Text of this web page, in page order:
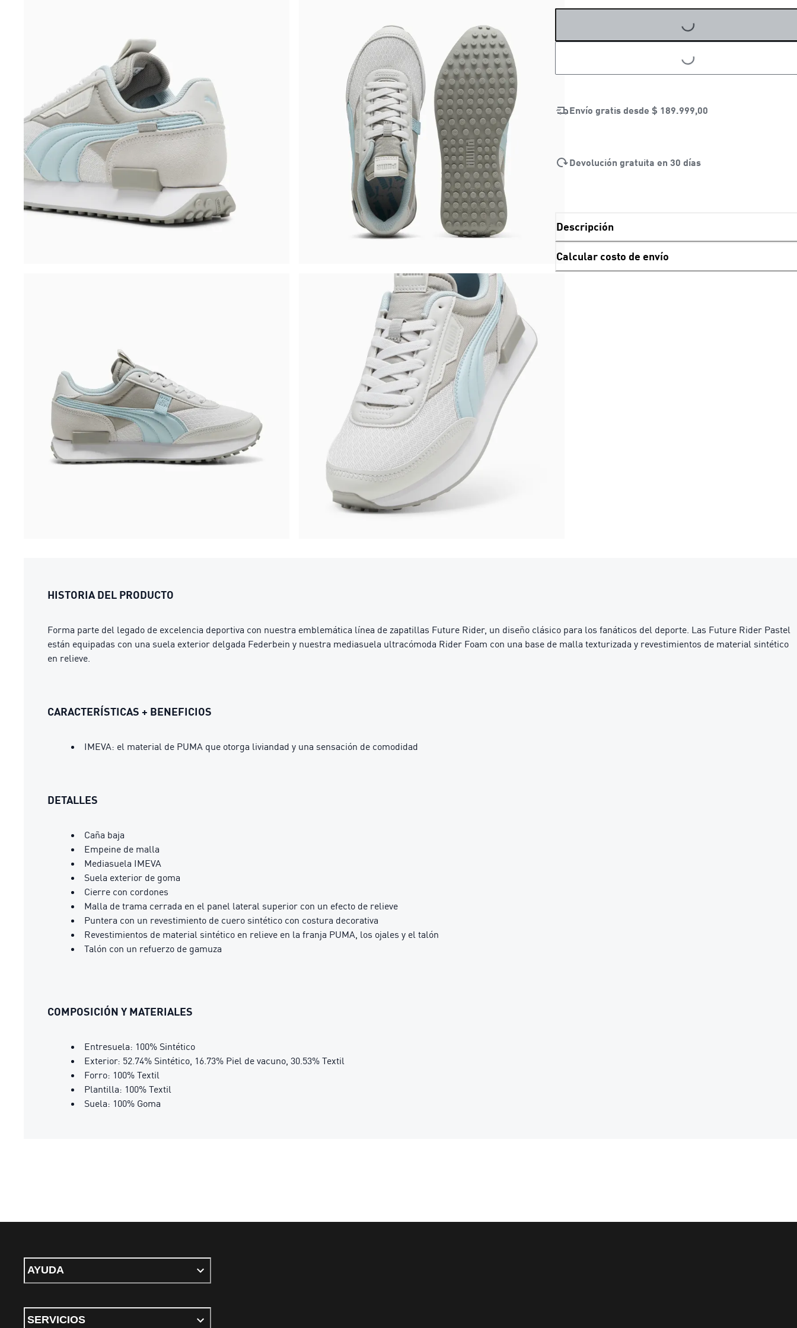
LOADING...
LOADING...
Envío gratis desde $ 189.999,00
Devolución gratuita en 30 días
Descripción
Calcular costo de envío
HISTORIA DEL PRODUCTO
Forma parte del legado de excelencia deportiva con nuestra emblemática línea de zapatillas Future Rider, un diseño clásico para los fanáticos del deporte. Las Future Rider Pastel
están equipadas con una suela exterior delgada Federbein y nuestra mediasuela ultracómoda Rider Foam con una base de malla texturizada y revestimientos de material sintético
en relieve.
CARACTERÍSTICAS + BENEFICIOS
IMEVA: el material de PUMA que otorga liviandad y una sensación de comodidad
DETALLES
Caña baja
Empeine de malla
Mediasuela IMEVA
Suela exterior de goma
Cierre con cordones
Malla de trama cerrada en el panel lateral superior con un efecto de relieve
Puntera con un revestimiento de cuero sintético con costura decorativa
Revestimientos de material sintético en relieve en la franja PUMA, los ojales y el talón
Talón con un refuerzo de gamuza
COMPOSICIÓN Y MATERIALES
Entresuela: 100% Sintético
Exterior: 52.74% Sintético, 16.73% Piel de vacuno, 30.53% Textil
Forro: 100% Textil
Plantilla: 100% Textil
Suela: 100% Goma
AYUDA
SERVICIOS